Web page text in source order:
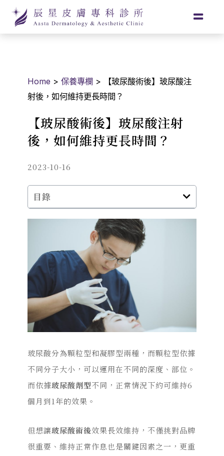
Home > 保養專欄 >
【玻尿酸術後】玻尿酸注
射後，如何維持更長時間？
【玻尿酸術後】玻尿酸注射
後，如何維持更長時間？
2023-10-16
目錄
玻尿酸分為顆粒型和凝膠型兩種，而顆粒型依據
不同分子大小，可以運用在不同的深度、部位。
而依據玻尿酸劑型不同，正常情況下約可維持6
個月到1年的效果。
但想讓玻尿酸術後效果長效維持，不僅挑對品牌
很重要、維持正常作息也是關鍵因素之一，更重